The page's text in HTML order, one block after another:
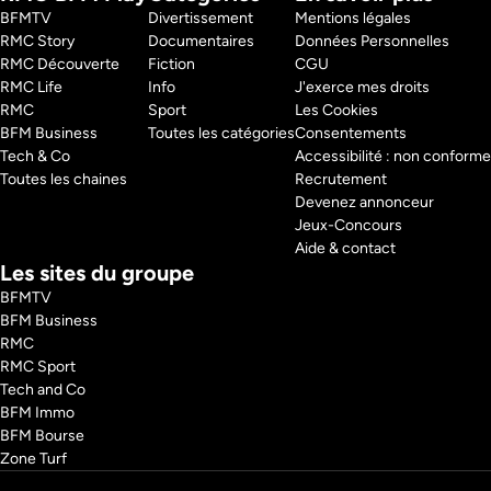
harmonie ?
De la réfection des piscines à la découverte de l’accrobranche, nous
vous invitons à tout découvrir et tout comprendre aux côtés des
équipes de Center Parcs, des familles et surtout des acteurs les plus
précieux de ces vacances… les enfants !
Pays : France
BFMTV
RMC Story
RMC Découverte
RMC Life
RMC
BFM Business
Tech & Co
Toutes les chaines
Divertissement
Documentaires
Fiction
Info
Sport
Toutes les catégories
Mentions légales
Données Personnelles
CGU
J'exerce mes droits
Les Cookies
Consentements
Accessibilité : non conforme
Recrutement
Devenez annonceur
Jeux-Concours
Aide & contact
Les sites du groupe
BFMTV
BFM Business
RMC
RMC Sport
Tech and Co
BFM Immo
BFM Bourse
Zone Turf